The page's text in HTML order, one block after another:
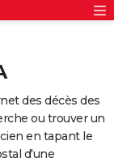
des décès des
ou trouver un
en tapant le
d'une